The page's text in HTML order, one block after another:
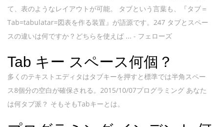
て、表のようなレイアウトが可能。 タブという言葉も、『タブ＝
Tab=tabulatar=図表を作る装置』が語源です。247 タブとスペー
スの違いは何ですか？どちらを使えば ... - フェローズ
Tab キー スペース何個？
多くのテキストエディタはタブキーを押すと標準では半角スペー
ス8個分の空白が確保される。2015/10/07プログラミング あなた
は何タブ派？ そもそもTabキーとは。